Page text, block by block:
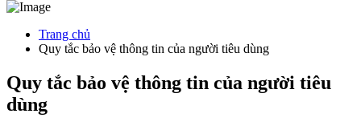
Trang chủ
Quy tắc bảo vệ thông tin của người tiêu dùng
Quy tắc bảo vệ thông tin của người tiêu
dùng